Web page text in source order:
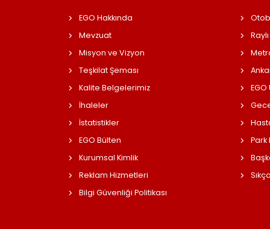
EGO Hakkında
Mevzuat
Misyon ve Vizyon
Teşkilat Şeması
Kalite Belgelerimiz
İhaleler
İstatistikler
EGO Bülten
Kurumsal Kimlik
Reklam Hizmetleri
Bilgi Güvenliği Politikası
Park